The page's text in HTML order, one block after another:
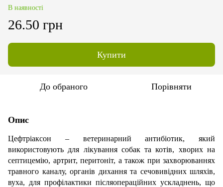
В наявності
26.50 грн
Купити
До обраного Порівняти
Опис
Цефтріаксон – ветеринарний антибіотик, який
використовують для лікування собак та котів, хворих на
септицемію, артрит, перитоніт, а також при захворюваннях
травного каналу, органів дихання та сечовивідних шляхів,
вуха, для профілактики післяопераційних ускладнень, що